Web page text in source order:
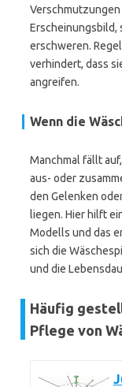
Erscheinungsbild,
erschweren.
verhindert, dass
angreifen.
Wenn die
Manchmal fällt
aus- oder
den Gelenken
liegen. Hier hilft
Modells und das
sich die
und die
Häufig
Pflege von